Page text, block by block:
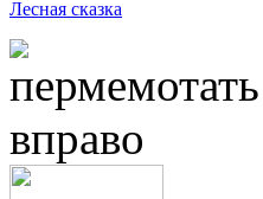
Лесная сказка